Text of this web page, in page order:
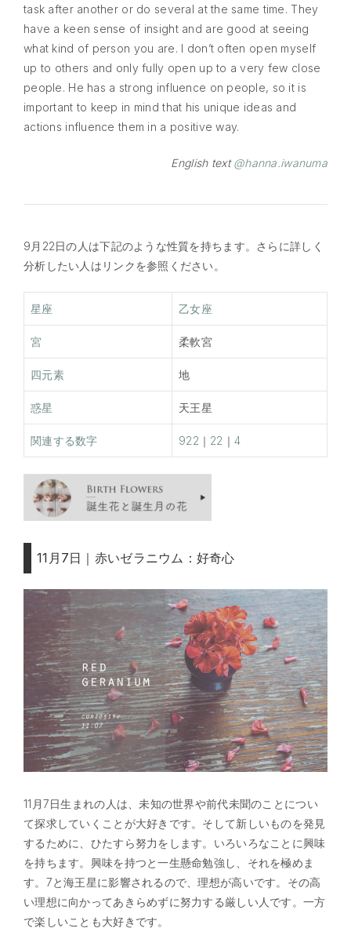
task after another or do several at the same time. They
have a keen sense of insight and are good at seeing
what kind of person you are. I don’t often open myself
up to others and only fully open up to a very few close
people. He has a strong influence on people, so it is
important to keep in mind that his unique ideas and
actions influence them in a positive way.
English text@hanna.iwanuma
9月22日の人は下記のような性質を持ちます。さらに詳しく
分析したい人はリンクを参照ください。
星座 乙女座
宮 柔軟宮
四元素 地
惑星 天王星
関連する数字 922 ｜ 22 ｜ 4
11月7日｜赤いゼラニウム：好奇心
11月7日生まれの人は、未知の世界や前代未聞のことについ
て探求していくことが大好きです。そして新しいものを発見
するために、ひたすら努力をします。いろいろなことに興味
を持ちます。興味を持つと一生懸命勉強し、それを極めま
す。7と海王星に影響されるので、理想が高いです。その高
い理想に向かってあきらめずに努力する厳しい人です。一方
で楽しいことも大好きです。